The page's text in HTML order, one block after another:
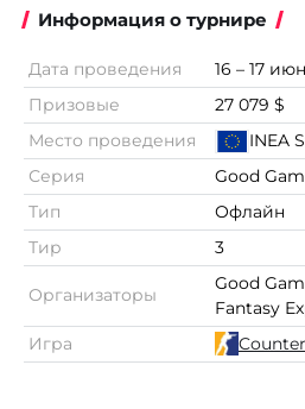
Информация о турнире
Дата проведения
16 – 17
Призовые
27 079 $
Место проведения
INEA
Серия
Good
Тип
Офлайн
Тир
3
Организаторы
Good
Fantasy
Игра